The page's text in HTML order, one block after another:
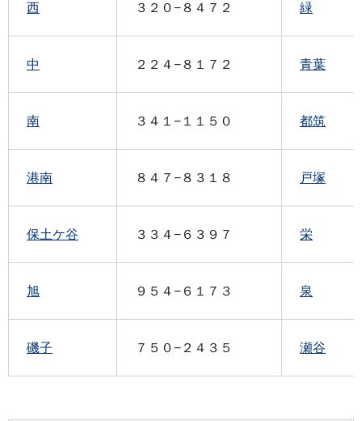
西 ３２０−８４７２ 緑
中 ２２４−８１７２ 青葉
南 ３４１−１１５０ 都筑
港南 ８４７−８３１８ 戸塚
保土ケ谷 ３３４−６３９７ 栄
旭 ９５４−６１７３ 泉
磯子 ７５０−２４３５ 瀬谷